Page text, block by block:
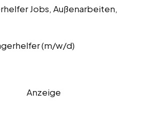
Jobs, Außenarbeiten,
(m/w/d)
Anzeige